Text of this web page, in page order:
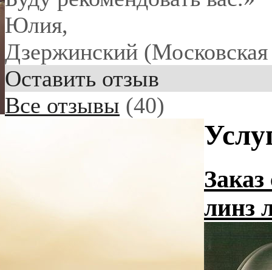
Юлия,
Дзержинский (Московская
Оставить отзыв
Все отзывы (40)
линз